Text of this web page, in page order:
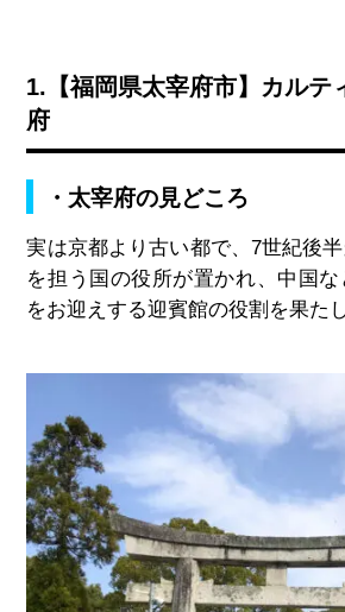
1.【福岡県太宰府市】カルテ
府
・太宰府の見どころ
実は京都より古い都で、7世紀後
を担う国の役所が置かれ、中国
をお迎えする迎賓館の役割を果た